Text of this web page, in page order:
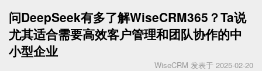
问DeepSeek有多了解WiseCRM365？Ta说
尤其适合需要高效客户管理和团队协作的中
小型企业
WiseCRM 发表于 2025-02-20